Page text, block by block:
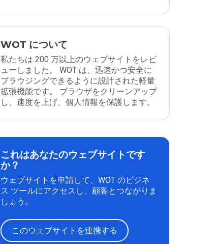
WOT について
私たちは 200 万以上のウェブサイトをレビ
ューしました。 WOT は、迅速かつ安全に
ブラウジングできるように設計された軽量
拡張機能です。 ブラウザをクリーンアップ
し、速度を上げ、個人情報を保護します。
これはあなたのウェブサイトです
か？
ウェブサイトを申請して、WOT のビジネ
ス ツールにアクセスし、顧客とつながりま
しょう。
このウェブサイトを連携する